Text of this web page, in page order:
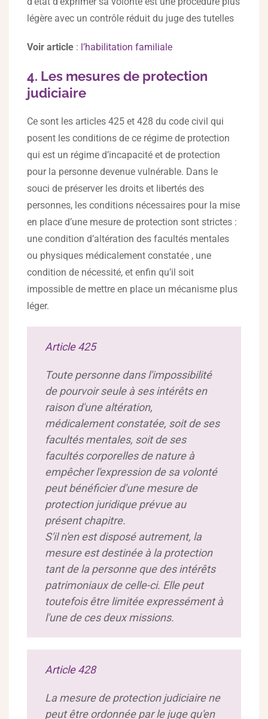
légère avec un contrôle réduit du juge des tutelles
Voir article : l’habilitation familiale
4. Les mesures de protection
judiciaire
Ce sont les articles 425 et 428 du code civil qui
posent les conditions de ce régime de protection
qui est un régime d’incapacité et de protection
pour la personne devenue vulnérable. Dans le
souci de préserver les droits et libertés des
personnes, les conditions nécessaires pour la mise
en place d’une mesure de protection sont strictes :
une condition d’altération des facultés mentales
ou physiques médicalement constatée , une
condition de nécessité, et enfin qu’il soit
impossible de mettre en place un mécanisme plus
léger.
Article 425
Toute personne dans l'impossibilité
de pourvoir seule à ses intérêts en
raison d'une altération,
médicalement constatée, soit de ses
facultés mentales, soit de ses
facultés corporelles de nature à
empêcher l'expression de sa volonté
peut bénéficier d'une mesure de
protection juridique prévue au
présent chapitre.
S'il n'en est disposé autrement, la
mesure est destinée à la protection
tant de la personne que des intérêts
patrimoniaux de celle-ci. Elle peut
toutefois être limitée expressément à
l'une de ces deux missions.
Article 428
La mesure de protection judiciaire ne
peut être ordonnée par le juge qu'en